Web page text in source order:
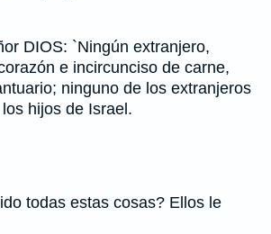
DIOS: `Ningún extranjero,
e incircunciso de carne,
ninguno de los extranjeros
hijos de Israel.
todas estas cosas? Ellos le